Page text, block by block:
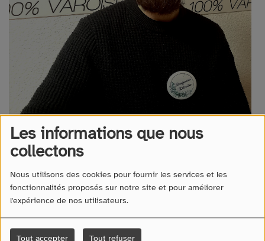
Les informations que nous
collectons
Nous utilisons des cookies pour fournir les services et les
fonctionnalités proposés sur notre site et pour améliorer
l'expérience de nos utilisateurs.
Tout accepter Tout refuser
Toutes les semaines, Benjamin le spéciaiste BD de la
Libraire Olbia à Hyères vous donne sa sélection des
meilleures bandes dessinées du moment.